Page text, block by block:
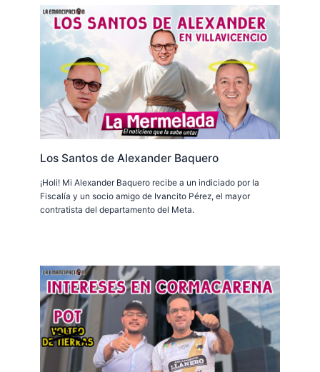
Los Santos de Alexander Baquero
¡Holi! Mi Alexander Baquero recibe a un indiciado por la
Fiscalía y un socio amigo de Ivancito Pérez, el mayor
contratista del departamento del Meta.